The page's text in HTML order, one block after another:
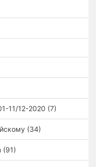
11/12-2020 (7)
(34)
(91)